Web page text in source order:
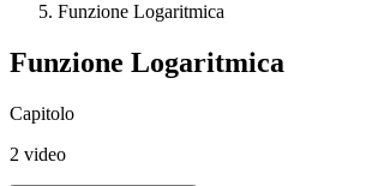
Funzione Logaritmica
Funzione Logaritmica
Capitolo
2 video